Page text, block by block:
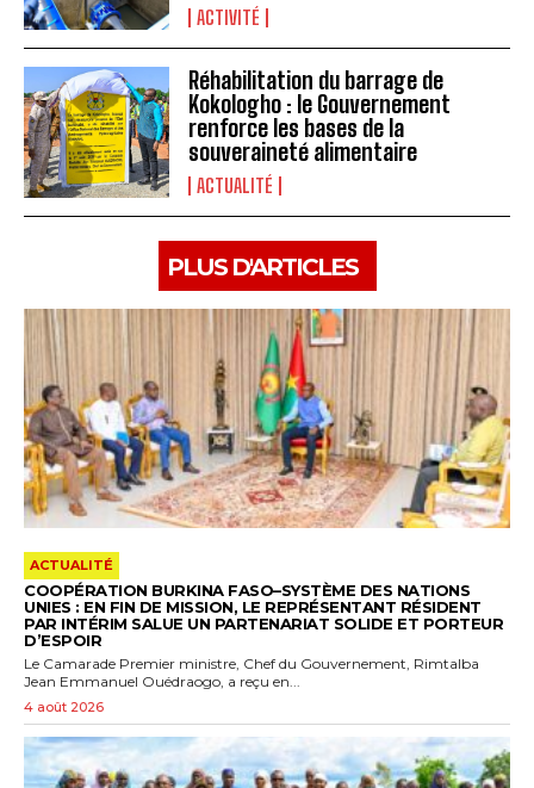
ACTIVITÉ
Réhabilitation du barrage de
Kokologho : le Gouvernement
renforce les bases de la
souveraineté alimentaire ‎
ACTUALITÉ
PLUS D'ARTICLES
ACTUALITÉ
COOPÉRATION BURKINA FASO–SYSTÈME DES NATIONS
UNIES : EN FIN DE MISSION, LE REPRÉSENTANT RÉSIDENT
PAR INTÉRIM SALUE UN PARTENARIAT SOLIDE ET PORTEUR
D’ESPOIR
Le Camarade Premier ministre, Chef du Gouvernement, Rimtalba
Jean Emmanuel Ouédraogo, a reçu en...
4 août 2026